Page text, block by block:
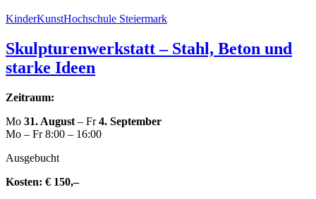
Kin­der­Kunst­Hoch­schu­le Steiermark
Skulp­tu­ren­werk­statt – Stahl, Beton und
starke Ideen
Zeitraum:
Mo 31. August – Fr4. September
Mo – Fr 8:00 – 16:00
Aus­ge­bucht
Kosten: € 150,–